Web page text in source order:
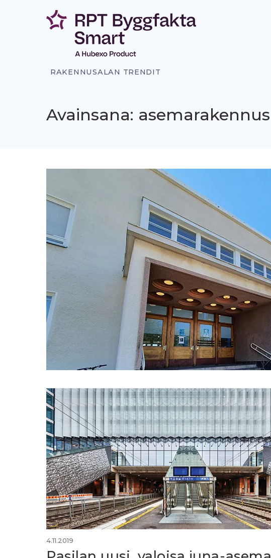
RAKENNUSALAN TRENDIT
Avainsana: asemarakennus
4.11.2019